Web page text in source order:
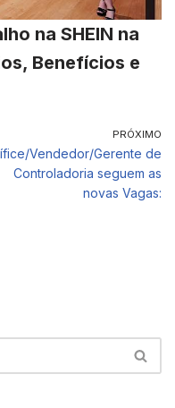
na SHEIN na
Benefícios e
PRÓXIMO
Vendedor/Gerente de
Controladoria seguem as
novas Vagas: